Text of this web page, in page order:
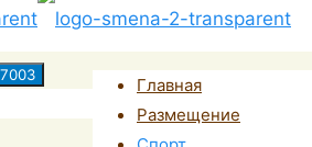
Главная
Размещение